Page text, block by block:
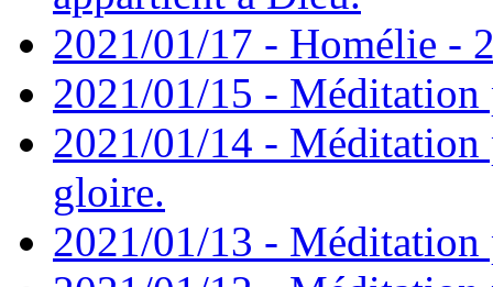
2021/01/17 - Homélie -
2021/01/15 - Méditation
2021/01/14 - Méditation
gloire.
2021/01/13 - Méditation